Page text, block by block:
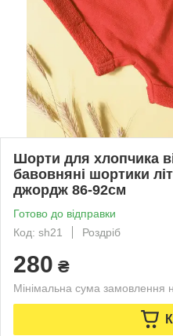
Шорти для хлопчика
бавовняні шортики
джордж 86-92см
Готово до відправки
Код: sh21
Роздріб
280 ₴
Мінімальна сума замовлення